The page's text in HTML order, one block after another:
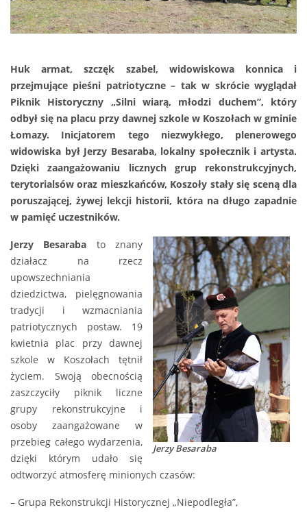
Huk armat, szczęk szabel, widowiskowa konnica i
przejmujące pieśni patriotyczne – tak w skrócie wyglądał
Piknik Historyczny „Silni wiarą, młodzi duchem”, który
odbył się na placu przy dawnej szkole w Koszołach w gminie
Łomazy. Inicjatorem tego niezwykłego, plenerowego
widowiska był Jerzy Besaraba, lokalny społecznik i artysta.
Dzięki zaangażowaniu licznych grup rekonstrukcyjnych,
terytorialsów oraz mieszkańców, Koszoły stały się sceną dla
poruszającej, żywej lekcji historii, która na długo zapadnie
w pamięć uczestników.
Jerzy Besaraba
Jerzy Besaraba to znany
działacz na rzecz
upowszechniania
dziedzictwa, pielęgnowania
tradycji i wzmacniania
patriotycznych postaw. 19
kwietnia plac przy dawnej
szkole w Koszołach tętnił
życiem. Swoją obecnością
zaszczyciły piknik liczne
grupy rekonstrukcyjne i
osoby zaangażowane w
przebieg całego wydarzenia,
dzięki którym udało się
odtworzyć atmosferę minionych czasów:
– Grupa Rekonstrukcji Historycznej „Niepodległa”,